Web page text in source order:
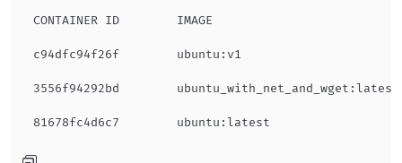
CONTAINER ID        IMAGE
c94dfc94f26f        ubuntu:v1
3556f94292bd